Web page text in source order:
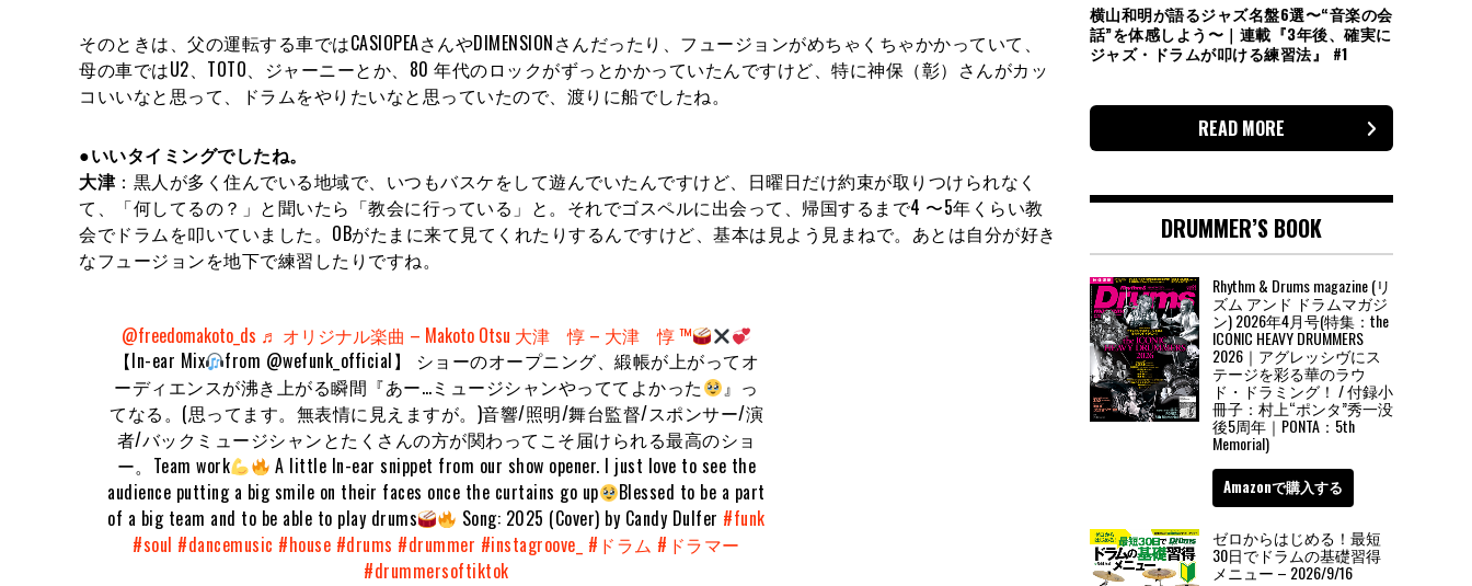
そのときは、父の運転する車ではCASIOPEAさんやDIMENSIONさんだったり、フュージョンがめちゃくちゃかかっていて、
母の車ではU2、TOTO、ジャーニーとか、80 年代のロックがずっとかかっていたんですけど、特に神保（彰）さんがカッ
コいいなと思って、ドラムをやりたいなと思っていたので、渡りに船でしたね。
●いいタイミングでしたね。
大津：黒人が多く住んでいる地域で、いつもバスケをして遊んでいたんですけど、日曜日だけ約束が取りつけられなく
て、「何してるの？」と聞いたら「教会に行っている」と。それでゴスペルに出会って、帰国するまで4 〜5年くらい教
会でドラムを叩いていました。OBがたまに来て見てくれたりするんですけど、基本は見よう見まねで。あとは自分が好き
なフュージョンを地下で練習したりですね。
@freedomakoto_ds
【In-ear Mix
from @wefunk_official】 ショーのオープニング、緞帳が上がってオ
ーディエンスが沸き上がる瞬間『あー…ミュージシャンやっててよかった
』っ
てなる。(思ってます。無表情に見えますが。)音響/照明/舞台監督/スポンサー/演
者/バックミュージシャンとたくさんの方が関わってこそ届けられる最高のショ
ー。Team work
A little In-ear snippet from our show opener. I just love to see the
audience putting a big smile on their faces once the curtains go up
Blessed to be a part
of a big team and to be able to play drums
Song: 2025 (Cover) by Candy Dulfer #funk
#soul #dancemusic #house #drums #drummer #instagroove_ #ドラム #ドラマー
#drummersoftiktok
♬ オリジナル楽曲 – Makoto Otsu 大津 惇 – 大津 惇™️
横山和明が語るジャズ名盤6選〜“音楽の会
話”を体感しよう〜｜連載『3年後、確実に
ジャズ・ドラムが叩ける練習法』 #1
READ MORE
DRUMMER’S BOOK
Rhythm & Drums magazine (リ
ズム アンド ドラムマガジ
ン) 2026年4月号(特集：the
ICONIC HEAVY DRUMMERS
2026｜アグレッシヴにス
テージを彩る華のラウ
ド・ドラミング！ / 付録小
冊子：村上“ポンタ”秀一没
後5周年｜PONTA：5th
Memorial)
Amazonで購入する
ゼロからはじめる！最短
30日でドラムの基礎習得
メニュー – 2026/9/16